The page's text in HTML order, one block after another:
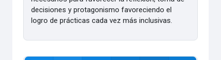
decisiones y protagonismo favoreciendo el
logro de prácticas cada vez más inclusivas.